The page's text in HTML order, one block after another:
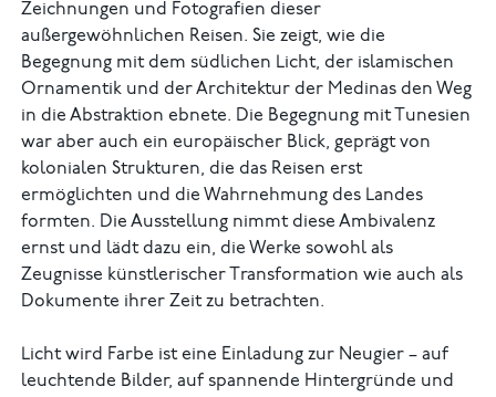
Zeichnungen und Fotografien dieser
außergewöhnlichen Reisen. Sie zeigt, wie die
Begegnung mit dem südlichen Licht, der islamischen
Ornamentik und der Architektur der Medinas den Weg
in die Abstraktion ebnete. Die Begegnung mit Tunesien
war aber auch ein europäischer Blick, geprägt von
kolonialen Strukturen, die das Reisen erst
ermöglichten und die Wahrnehmung des Landes
formten. Die Ausstellung nimmt diese Ambivalenz
ernst und lädt dazu ein, die Werke sowohl als
Zeugnisse künstlerischer Transformation wie auch als
Dokumente ihrer Zeit zu betrachten.
Licht wird Farbe ist eine Einladung zur Neugier – auf
leuchtende Bilder, auf spannende Hintergründe und